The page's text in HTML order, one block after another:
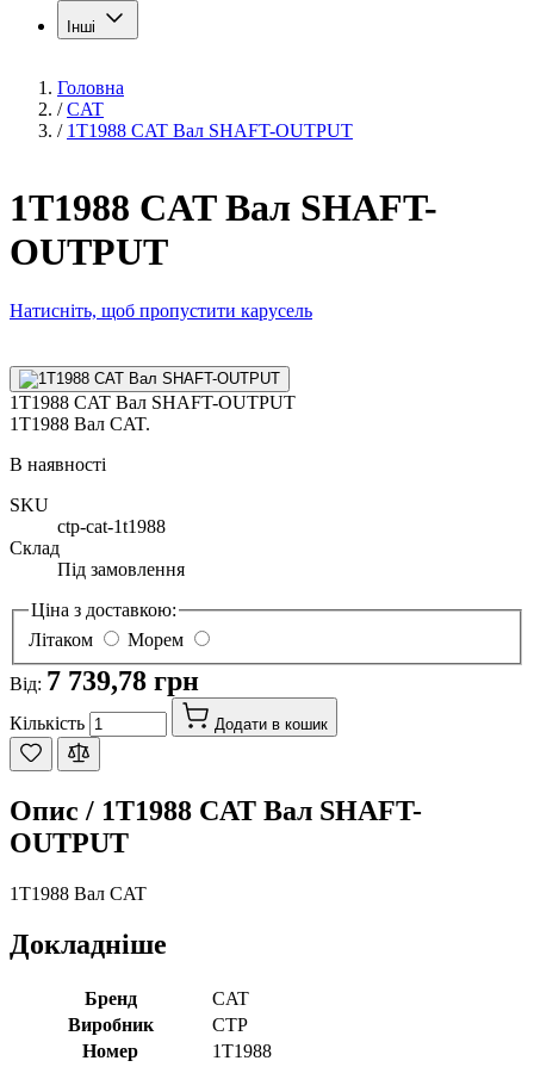
Інші
Головна
/ CAT
/ 1T1988 CAT Вал SHAFT-OUTPUT
1T1988 CAT Вал SHAFT-
OUTPUT
Натисніть, щоб пропустити карусель
1T1988 CAT Вал SHAFT-OUTPUT
1T1988 Вал CAT.
В наявності
SKU
ctp-cat-1t1988
Склад
Під замовлення
Ціна з доставкою:
Літаком
Морем
Від: 7 739,78 грн
Кількість Додати в кошик
Опис / 1T1988 CAT Вал SHAFT-
OUTPUT
1T1988 Вал CAT
Докладніше
Бренд
CAT
Виробник
CTP
Номер
1T1988